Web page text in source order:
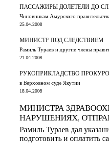
ПАССАЖИРЫ ДОЛЕТЕЛИ ДО
Чиновникам Амурского
25.04.2008
МИНИСТР ПОД СЛЕДСТВИЕМ
Рамиль Тураев и другие члены
21.04.2008
РУКОПРИКЛАДСТВО
в Верховном суде Якутии
18.04.2008
МИНИСТРА
НАРУШЕНИЯХ,
Рамиль Тураев дал
подготовить и оплатить